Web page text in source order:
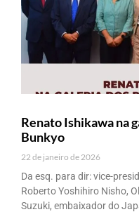
Renato Ishikawa na
Bunkyo
22 de janeiro de 2026
Da esq. para dir: vice-
Roberto Yoshihiro Nisho,
Suzuki, embaixador do